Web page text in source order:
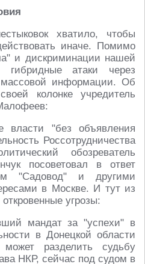
хватило, чтобы
иначе. Помимо
и дискриминации нашей
атаки через
массовой информации. Об
колонке учредитель
власти "без объявления
Россотрудничества
обозреватель
посоветовал в ответ
"Садовод" и другими
в Москве. И тут из
угрозы:
мандат за "успехи" в
в Донецкой области
разделить судьбу
НКР, сейчас под судом в